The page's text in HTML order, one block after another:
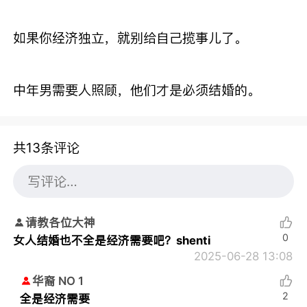
如果你经济独立，就别给自己揽事儿了。
中年男需要人照顾，他们才是必须结婚的。
共13条评论
请教各位大神
女人结婚也不全是经济需要吧？shenti
2025-06-28 13:08
0
华裔 NO 1
全是经济需要
2